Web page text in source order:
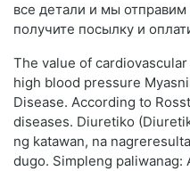
все детали и мы
получите посылку и
The value of
high blood pressure
Disease. According to
diseases. Diuretiko
ng katawan, na
dugo. Simpleng